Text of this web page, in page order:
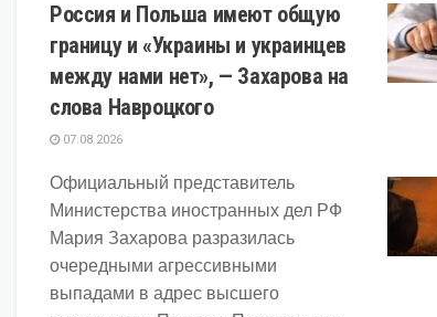
Россия и Польша имеют общую
границу и «Украины и украинцев
между нами нет», — Захарова на
слова Навроцкого
07.08.2026
Официальный представитель
Министерства иностранных дел РФ
Мария Захарова разразилась
очередными агрессивными
выпадами в адрес высшего